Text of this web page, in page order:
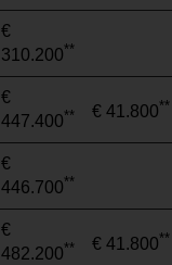
€
310.200**
€
447.400** € 41.800**
€
446.700**
€
482.200** € 41.800**